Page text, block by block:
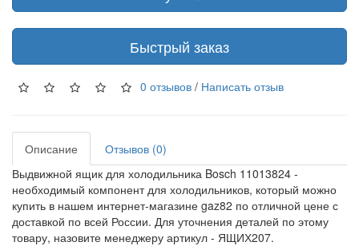
Быстрый заказ
0 отзывов / Написать отзыв
Описание
Отзывов (0)
Выдвижной ящик для холодильника Bosch 11013824 -
необходимый компонент для холодильников, который можно
купить в нашем интернет-магазине gaz82 по отличной цене с
доставкой по всей России. Для уточнения деталей по этому
товару, назовите менеджеру артикул - ЯЩИХ207.